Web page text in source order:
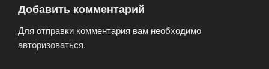
Добавить комментарий
Для отправки комментария вам необходимо
авторизоваться.